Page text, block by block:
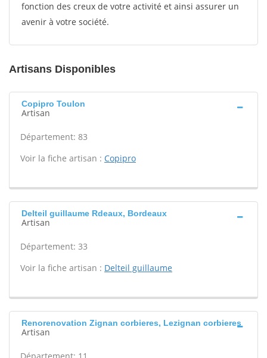
fonction des creux de votre activité et ainsi assurer un
avenir à votre société.
Artisans Disponibles
Copipro Toulon
Artisan
Département: 83
Voir la fiche artisan : Copipro
Delteil guillaume Rdeaux, Bordeaux
Artisan
Département: 33
Voir la fiche artisan : Delteil guillaume
Renorenovation Zignan corbieres, Lezignan corbieres
Artisan